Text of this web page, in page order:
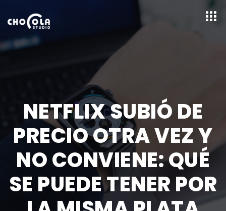
NETFLIX SUBIÓ DE
PRECIO OTRA VEZ Y
NO CONVIENE: QUÉ
SE PUEDE TENER POR